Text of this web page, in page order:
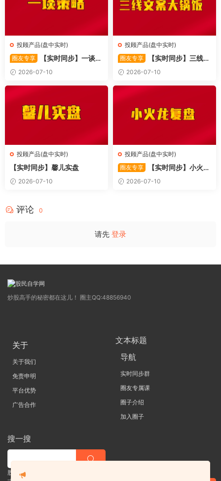
投顾产品(盘中实时)
圈友专享
【实时同步】一谈策
略 2026-07-10
投顾产品(盘中实时)
圈友专享
【实时同步】三线文
案大锅饭
2026-07-10
投顾产品(盘中实时)
【实时同步】馨儿实盘
2026-07-10
投顾产品(盘中实时)
圈友专享
【实时同步】小火龙
复盘2026-07-10
评论 0
请先 登录
炒股高手的秘密都在这儿！ 圈主QQ:48856940
关于
关于我们
免责申明
平台优势
广告合作
文本标题
导航
实时同步群
圈友专属课
圈子介绍
加入圈子
搜一搜
股票 |直播| 外汇| 期货 |金融理财一站